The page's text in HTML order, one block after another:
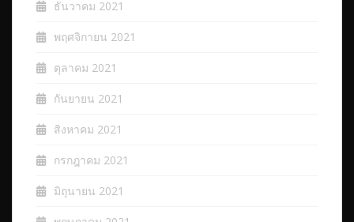
ธันวาคม 2021
พฤศจิกายน 2021
ตุลาคม 2021
กันยายน 2021
สิงหาคม 2021
กรกฎาคม 2021
มิถุนายน 2021